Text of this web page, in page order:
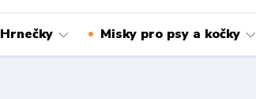
Hrnečky Misky pro psy a kočky